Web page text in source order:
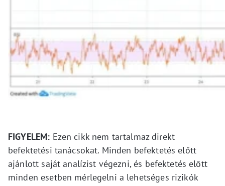
FIGYELEM: Ezen cikk nem tartalmaz direkt
befektetési tanácsokat. Minden befektetés előtt
ajánlott saját analízist végezni, és befektetés előtt
minden esetben mérlegelni a lehetséges rizikók